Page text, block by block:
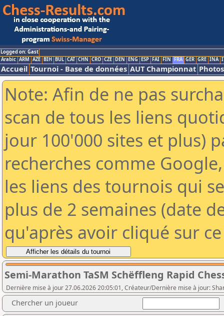
Logged on: Gast
Arabic ARM AZE BIH BUL CAT CHN CRO CZE DEN ENG ESP FAI FIN FRA GER GRE INA
Accueil Tournoi - Base de données AUT Championnat Photos
Note: Afin de ne pas
scan de tous les liens
jour 100'000 sites et plus)
recherches comme
les liens des tournois qui
plus de 2 semaines (date
qu'après avoir cliqué sur
Semi-Marathon TaSM Schëffleng Rapid
Dernière mise à jour 27.06.2026 20:05:01, Créateur/Dernière mise à jour:
Chercher un joueur